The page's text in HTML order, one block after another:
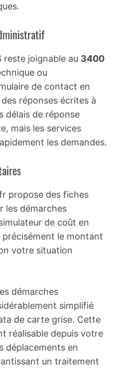
reste joignable au 3400
ou
de contact en
réponses écrites à
délais de réponse
mais les services
les demandes.
propose des fiches
les démarches
de coût en
précisément le montant
votre situation
démarches
simplifié
de carte grise. Cette
réalisable depuis votre
déplacements en
un traitement